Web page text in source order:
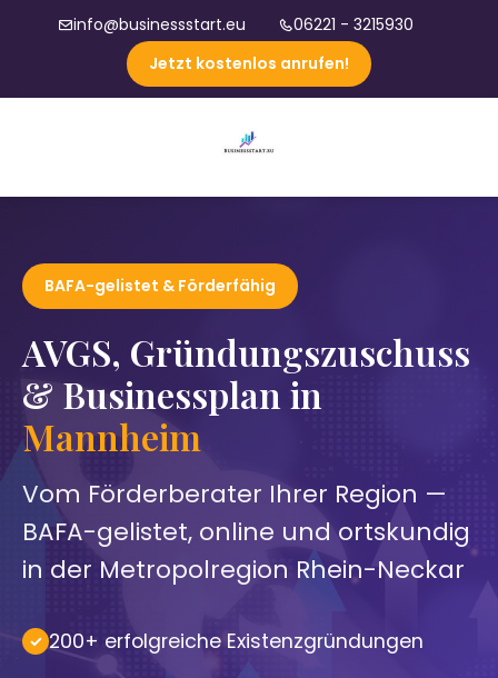
info@businessstart.eu
06221 - 3215930
Jetzt kostenlos anrufen!
BAFA-gelistet & Förderfähig
AVGS, Gründungszuschuss
& Businessplan in
Mannheim
Vom Förderberater Ihrer Region —
BAFA-gelistet, online und ortskundig
in der Metropolregion Rhein-Neckar
200+ erfolgreiche Existenzgründungen